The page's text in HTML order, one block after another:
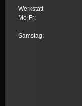
Werkstatt
Mo-Fr:
Samstag: